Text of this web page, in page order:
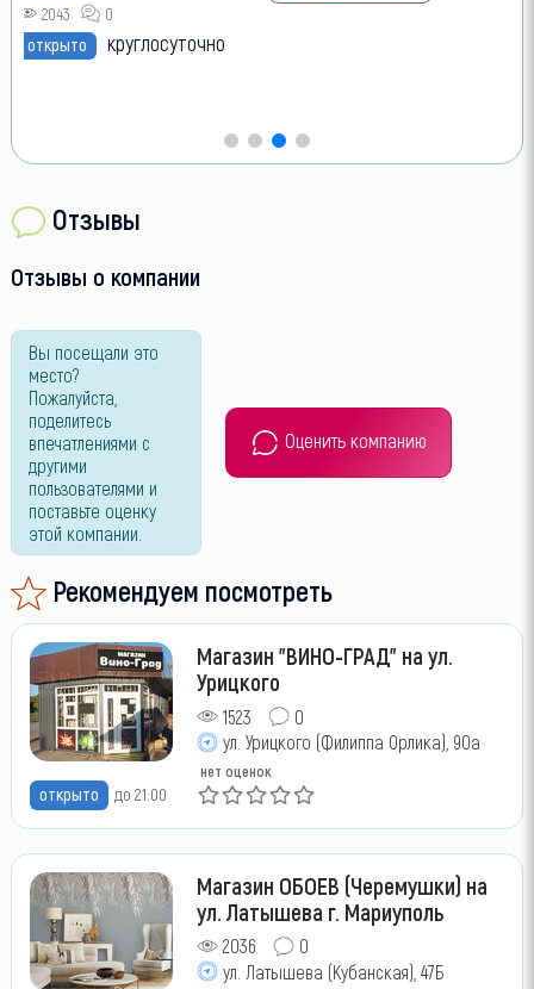
2043
0
открыто
круглосуточно
Отзывы
Отзывы о компании
Вы посещали это
место?
Пожалуйста,
поделитесь
впечатлениями с
другими
пользователями и
поставьте оценку
этой компании.
Оценить компанию
Рекомендуем посмотреть
открыто до 21:00
Магазин "ВИНО-ГРАД" на ул.
Урицкого
1523
0
ул. Урицкого (Филиппа Орлика), 90а
нет оценок
Магазин ОБОЕВ (Черемушки) на
ул. Латышева г. Мариуполь
2036
0
ул. Латышева (Кубанская), 47Б